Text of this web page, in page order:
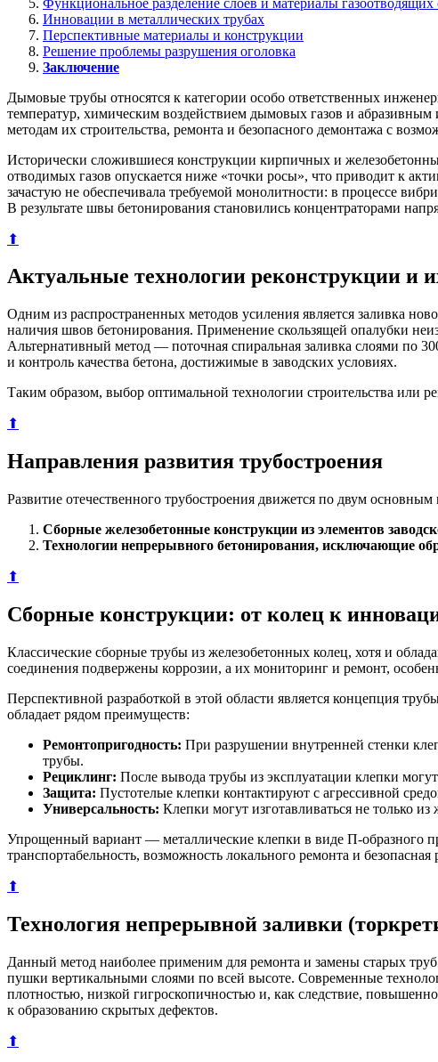
Инновации в металлических трубах
Перспективные материалы и конструкции
Решение проблемы разрушения оголовка
Заключение
Дымовые трубы относятся к категории особо ответственных
температур, химическим воздействием дымовых газов и
методам их строительства, ремонта и безопасного демонтажа с
Исторически сложившиеся конструкции кирпичных и
отводимых газов опускается ниже «точки росы», что приводит к
зачастую не обеспечивала требуемой монолитности: в процессе
В результате швы бетонирования становились концентраторами
⬆
Актуальные технологии реконструкции и
Одним из распространенных методов усиления является заливка
наличия швов бетонирования. Применение скользящей опалубки
Альтернативный метод — поточная спиральная заливка слоями по
и контроль качества бетона, достижимые в заводских условиях.
Таким образом, выбор оптимальной технологии строительства или
⬆
Направления развития трубостроения
Развитие отечественного трубостроения движется по двум
Сборные железобетонные конструкции из элементов
Технологии непрерывного бетонирования, исключающие
⬆
Сборные конструкции: от колец к
Классические сборные трубы из железобетонных колец, хотя и
соединения подвержены коррозии, а их мониторинг и ремонт,
Перспективной разработкой в этой области является концепция
обладает рядом преимуществ:
Ремонтопригодность: При разрушении внутренней стенки
трубы.
Рециклинг: После вывода трубы из эксплуатации клепки
Защита: Пустотелые клепки контактируют с агрессивной
Универсальность: Клепки могут изготавливаться не только
Упрощенный вариант — металлические клепки в виде П-образного
транспортабельность, возможность локального ремонта и безопасная
⬆
Технология непрерывной заливки
Данный метод наиболее применим для ремонта и замены старых
пушки вертикальными слоями по всей высоте. Современные
плотностью, низкой гигроскопичностью и, как следствие,
к образованию скрытых дефектов.
⬆